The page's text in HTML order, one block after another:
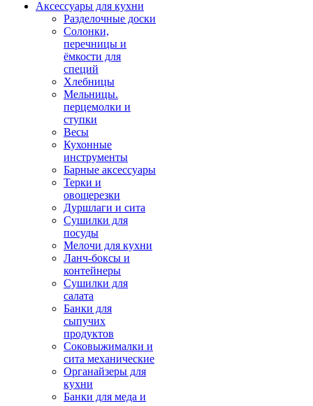
Аксессуары для кухни
Разделочные доски
Солонки,
перечницы и
ёмкости для
специй
Хлебницы
Мельницы.
перцемолки и
ступки
Весы
Кухонные
инструменты
Барные аксессуары
Терки и
овощерезки
Дуршлаги и сита
Сушилки для
посуды
Мелочи для кухни
Ланч-боксы и
контейнеры
Сушилки для
салата
Банки для
сыпучих
продуктов
Соковыжималки и
сита механические
Органайзеры для
кухни
Банки для меда и